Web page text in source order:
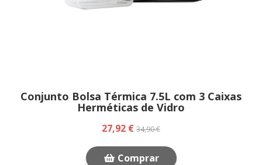
Conjunto Bolsa Térmica 7.5L com 3 Caixas
Herméticas de Vidro
27,92 € 34,90 €
Comprar